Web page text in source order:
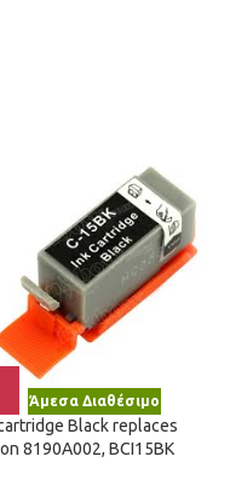
Άμεσα Διαθέσιμο
Black replaces
8190A002, BCI15BK